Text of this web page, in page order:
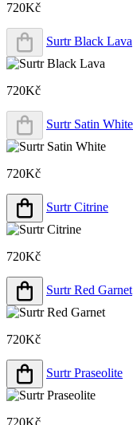
720Kč
Surtr Black Lava
720Kč
Surtr Satin White
720Kč
Surtr Citrine
720Kč
Surtr Red Garnet
720Kč
Surtr Praseolite